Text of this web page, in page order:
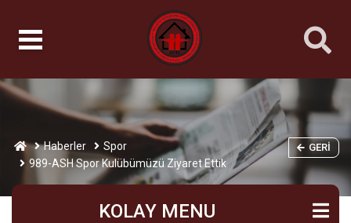
Haberler
Spor
989-ASH Spor Kulübümüzü Ziyaret Ettik
GERI
KOLAY MENU